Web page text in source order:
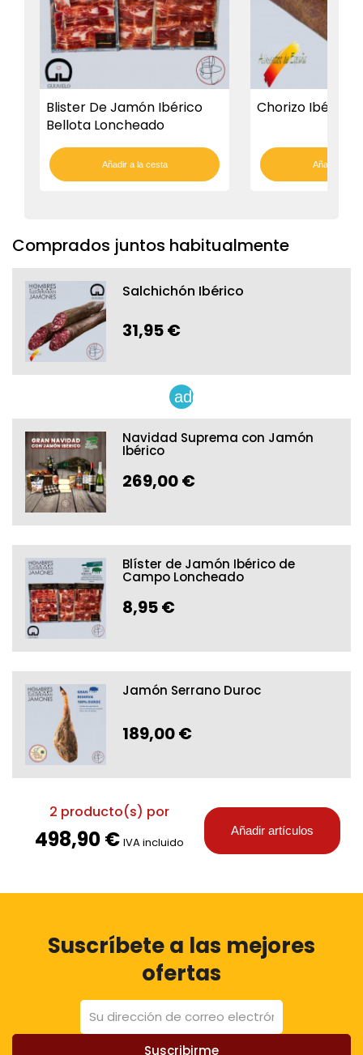
Blister De Jamón Ibérico
Bellota Loncheado
Añadir a la cesta
Chorizo Ibérico
Añadir a la
Comprados juntos habitualmente
Salchichón Ibérico
31,95 €
add
Navidad Suprema con Jamón
Ibérico
269,00 €
Blíster de Jamón Ibérico de
Campo Loncheado
8,95 €
Jamón Serrano Duroc
189,00 €
2 producto(s) por
498,90 € IVA incluido
Añadir artículos
Suscríbete a las mejores
ofertas